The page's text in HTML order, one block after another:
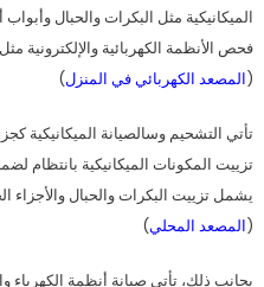
الميكانيكية مثل البكرات والحبال
فحص الأنظمة الكهربائية والإلكترونية
(المصعد الكهربائي في المنزل)
تأتي التشحيم وسالصيانة الميكانيكية
تزييت المكونات الميكانيكية بانتظام
يشمل تزييت البكرات والحبال والأجزاء
(المصعد المحلي)
بجانب ذلك، تأتي صيانة أنظمة الكهرباء